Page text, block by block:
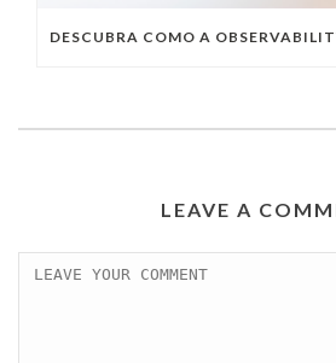
LEAVE A